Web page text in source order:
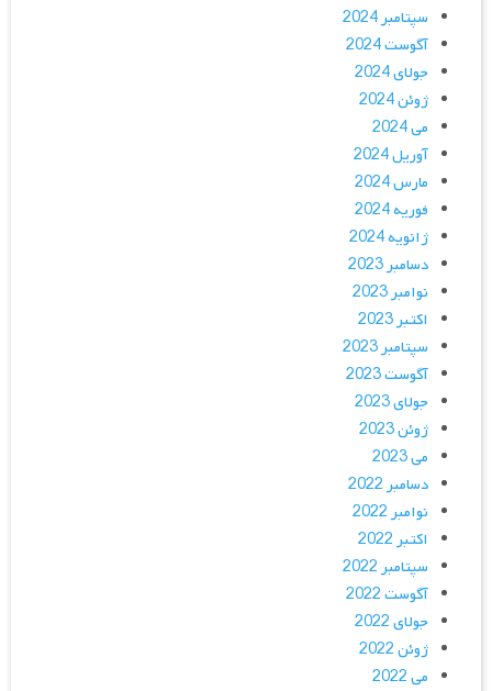
سپتامبر 2024
آگوست 2024
جولای 2024
ژوئن 2024
می 2024
آوریل 2024
مارس 2024
فوریه 2024
ژانویه 2024
دسامبر 2023
نوامبر 2023
اکتبر 2023
سپتامبر 2023
آگوست 2023
جولای 2023
ژوئن 2023
می 2023
دسامبر 2022
نوامبر 2022
اکتبر 2022
سپتامبر 2022
آگوست 2022
جولای 2022
ژوئن 2022
می 2022